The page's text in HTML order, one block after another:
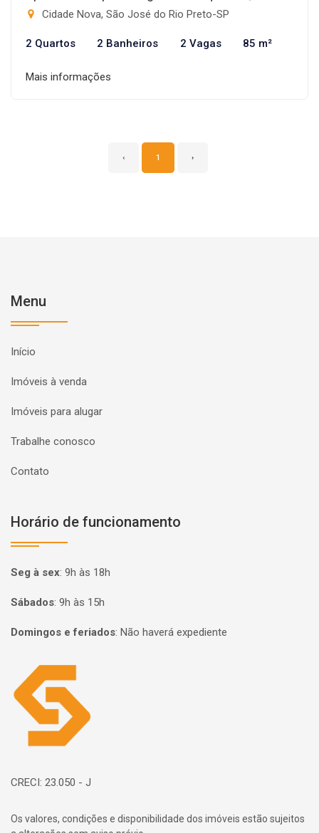
Cidade Nova, São José do Rio Preto-SP
2 Quartos 2 Banheiros 2 Vagas 85 m²
Mais informações
‹ 1 ›
Menu
Início
Imóveis à venda
Imóveis para alugar
Trabalhe conosco
Contato
Horário de funcionamento
Seg à sex: 9h às 18h
Sábados: 9h às 15h
Domingos e feriados: Não haverá expediente
Página inicial
CRECI: 23.050 - J
Os valores, condições e disponibilidade dos imóveis estão sujeitos